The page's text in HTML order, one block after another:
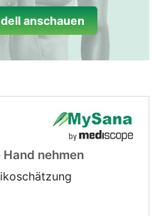
anschauen
nehmen